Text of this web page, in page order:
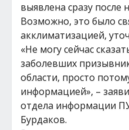
выявлена сразу после
Возможно, это было
акклиматизацией,
«Не могу сейчас
заболевших
области, просто
информацией», –
отдела информации
Бурдаков.